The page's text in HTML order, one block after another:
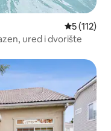
Prosječna
5 (112)
Šarmantna kuća u centru grada | Bazen, ured i dvorište